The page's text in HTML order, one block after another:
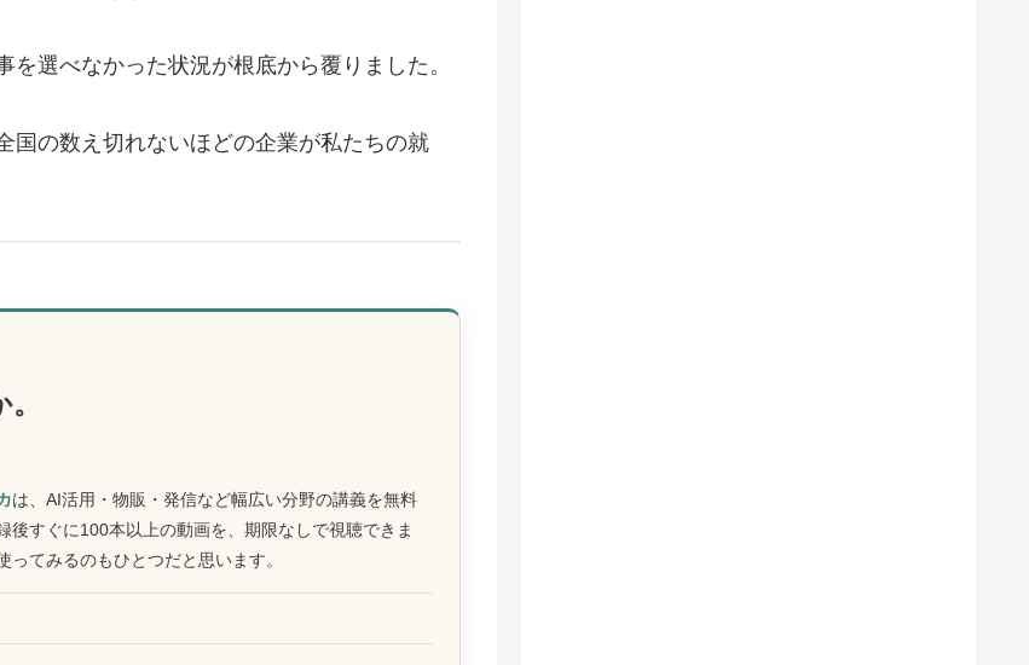
選べなかった状況が根底から覆りました。
国の数え切れないほどの企業が私たちの就
は、AI活用・物販・発信など幅広い分野の講義を無料
すぐに100本以上の動画を、期限なしで視聴できま
てみるのもひとつだと思います。